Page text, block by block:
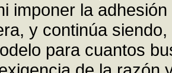
imponer la
y continúa
para cuantos